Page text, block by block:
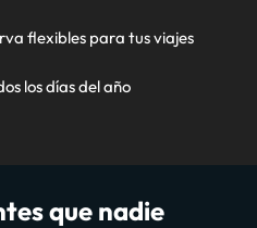
flexibles para tus viajes
los días del año
que nadie